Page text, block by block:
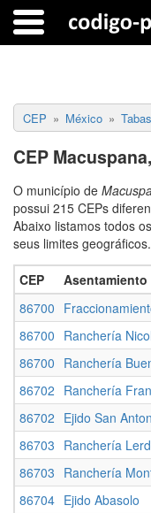
CEP México
CEP
O município de
possui 215 CEPs
Abaixo listamos todos
seus limites geográficos.
CEP
Asentamiento
86700
86700 Ranchería
86700 Ranchería
86702 Ranchería
86702 Ejido San
86703 Ranchería
86703 Ranchería
86704 Ejido Abasolo